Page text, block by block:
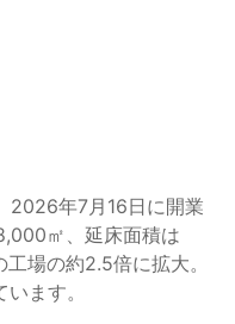
2026年7月16日に開業
㎡、延床面積は
場の約2.5倍に拡大。
ます。